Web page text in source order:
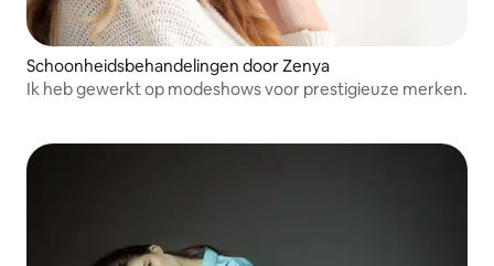
Schoonheidsbehandelingen door Zenya
Ik heb gewerkt op modeshows voor prestigieuze merken.